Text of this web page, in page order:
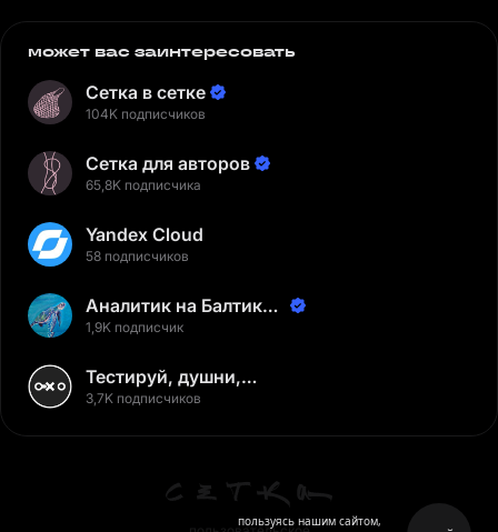
может вас заинтересовать
Сетка в сетке
104K подписчиков
Сетка для авторов
65,8K подписчика
Yandex Cloud
58 подписчиков
Аналитик на Балтике |
Неверов Станислав
1,9K подписчик
Тестируй, душни,
наслаждайся
3,7K подписчиков
пользуясь нашим сайтом,